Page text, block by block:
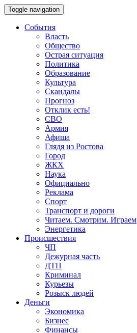
Toggle navigation
События
Власть
Общество
Острая ситуация
Политика
Образование
Культура
Скандалы
Прогноз
Отклик есть!
СВО
Армия
Афиша
Глядя из Ростова
Город
ЖКХ
Наука
Официально
Реклама
Спорт
Транспорт и дороги
Читаем. Смотрим. Играем
Энергетика
Происшествия
ЧП
Дежурная часть
ДТП
Криминал
Курьезы
Розыск людей
Деньги
Экономика
Бизнес
Финансы